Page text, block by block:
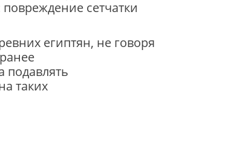
повреждение сетчатки
египтян, не говоря
подавлять
таких